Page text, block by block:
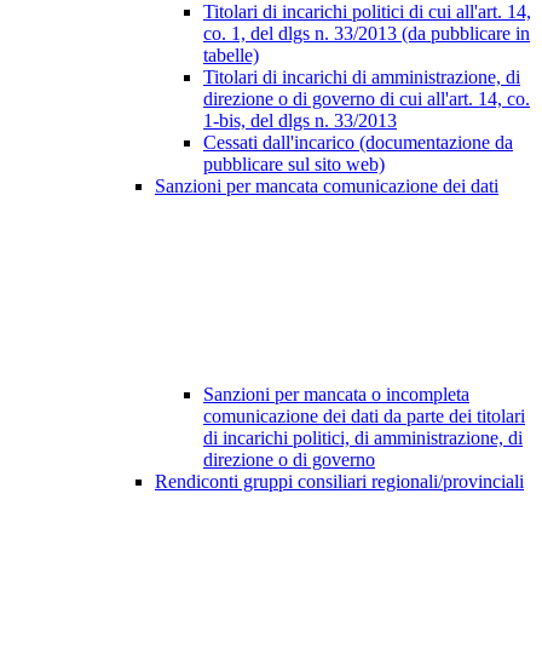
Titolari di incarichi politici di cui all'art. 14,
co. 1, del dlgs n. 33/2013 (da pubblicare in
tabelle)
Titolari di incarichi di amministrazione, di
direzione o di governo di cui all'art. 14, co.
1-bis, del dlgs n. 33/2013
Cessati dall'incarico (documentazione da
pubblicare sul sito web)
Sanzioni per mancata comunicazione dei dati
Sanzioni per mancata o incompleta
comunicazione dei dati da parte dei titolari
di incarichi politici, di amministrazione, di
direzione o di governo
Rendiconti gruppi consiliari regionali/provinciali